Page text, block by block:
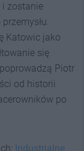
zostanie
Katowic jako
się
Piotr
od historii
po
Industrialne